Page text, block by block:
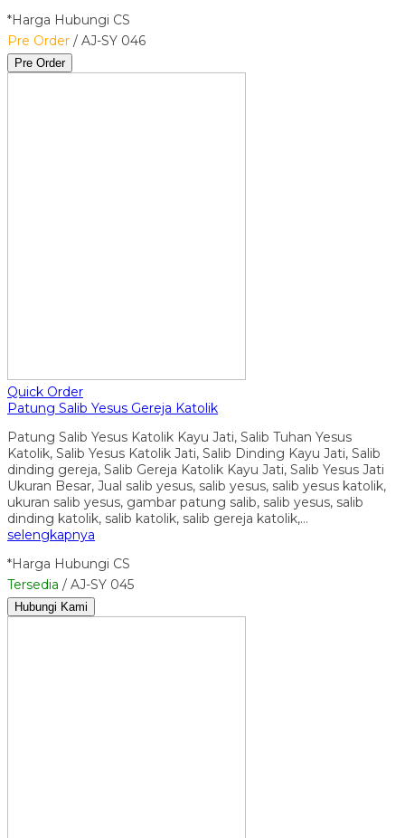
*Harga Hubungi CS
Pre Order / AJ-SY 046
Pre Order
Quick Order
Patung Salib Yesus Gereja Katolik
Patung Salib Yesus Katolik Kayu Jati, Salib Tuhan Yesus
Katolik, Salib Yesus Katolik Jati, Salib Dinding Kayu Jati, Salib
dinding gereja, Salib Gereja Katolik Kayu Jati, Salib Yesus Jati
Ukuran Besar, Jual salib yesus, salib yesus, salib yesus katolik,
ukuran salib yesus, gambar patung salib, salib yesus, salib
dinding katolik, salib katolik, salib gereja katolik,…
selengkapnya
*Harga Hubungi CS
Tersedia / AJ-SY 045
Hubungi Kami